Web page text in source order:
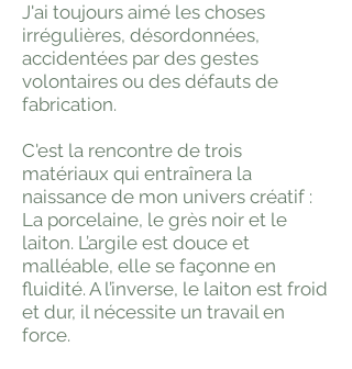
J'ai toujours aimé les choses
irrégulières, désordonnées,
accidentées par des gestes
volontaires ou des défauts de
fabrication.
C'est la rencontre de trois
matériaux qui entraînera la
naissance de mon univers créatif :
La porcelaine, le grès noir et le
laiton. L’argile est douce et
malléable, elle se façonne en
fluidité. A l’inverse, le laiton est froid
et dur, il nécessite un travail en
force.